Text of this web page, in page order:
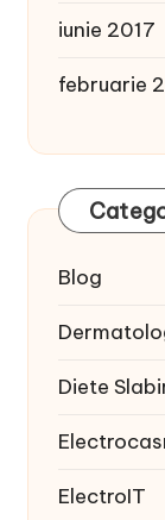
iunie 2017
februarie
Blog
Diete
ElectroIT